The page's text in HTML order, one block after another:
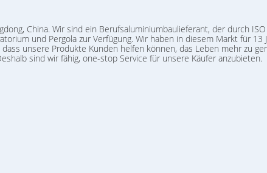
China. Wir sind ein Berufsaluminiumbaulieferant, der durch
und Pergola zur Verfügung. Wir haben in diesem Markt für 13
unsere Produkte Kunden helfen können, das Leben mehr zu
sind wir fähig, one-stop Service für unsere Käufer anzubieten.